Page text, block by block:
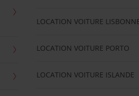
LOCATION VOITURE
LOCATION VOITURE PORTO
LOCATION VOITURE ISLANDE